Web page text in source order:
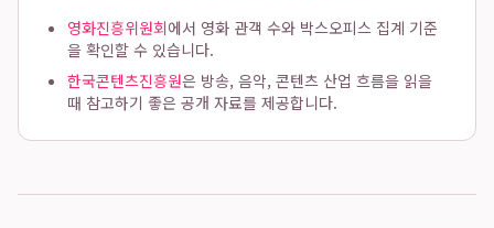
영화진흥위원회에서 영화 관객 수와 박스오피스 집계 기준
을 확인할 수 있습니다.
한국콘텐츠진흥원은 방송, 음악, 콘텐츠 산업 흐름을 읽을
때 참고하기 좋은 공개 자료를 제공합니다.